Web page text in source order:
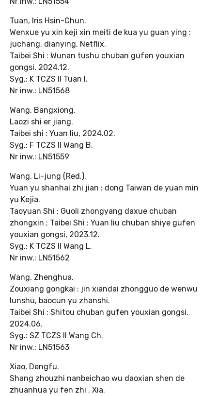
Tuan, Iris Hsin-Chun.
Wenxue yu xin keji xin meiti de kua yu guan ying :
juchang, dianying, Netflix.
Taibei Shi : Wunan tushu chuban gufen youxian
gongsi, 2024.12.
Syg.: K TCZS II Tuan I.
Nr inw.: LN51568
Wang, Bangxiong.
Laozi shi er jiang.
Taibei shi : Yuan liu, 2024.02.
Syg.: F TCZS II Wang B.
Nr inw.: LN51559
Wang, Li-jung (Red.).
Yuan yu shanhai zhi jian : dong Taiwan de yuan min
yu Kejia.
Taoyuan Shi : Guoli zhongyang daxue chuban
zhongxin ; Taibei Shi : Yuan liu chuban shiye gufen
youxian gongsi, 2023.12.
Syg.: K TCZS II Wang L.
Nr inw.: LN51562
Wang, Zhenghua.
Zouxiang gongkai : jin xiandai zhongguo de wenwu
lunshu, baocun yu zhanshi.
Taibei Shi : Shitou chuban gufen youxian gongsi,
2024.06.
Syg.: SZ TCZS II Wang Ch.
Nr inw.: LN51563
Xiao, Dengfu.
Shang zhouzhi nanbeichao wu daoxian shen de
zhuanhua yu fen zhi . Xia.